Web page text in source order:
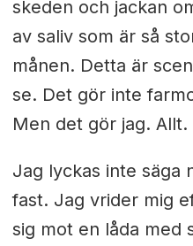
skeden och jackan
av saliv som är så
månen. Detta är
se. Det gör inte
Men det gör jag.
Jag lyckas inte säga
fast. Jag vrider mig
sig mot en låda med